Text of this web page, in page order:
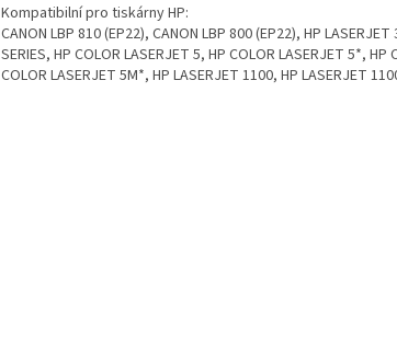
Kompatibilní pro tiskárny HP:
CANON LBP 810 (EP22), CANON LBP 800 (EP22), HP
SERIES, HP COLOR LASERJET 5, HP COLOR LASERJET 5*, HP
COLOR LASERJET 5M*, HP LASERJET 1100, HP LASERJET